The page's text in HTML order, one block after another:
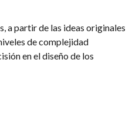
a partir de las ideas originales
de complejidad
en el diseño de los